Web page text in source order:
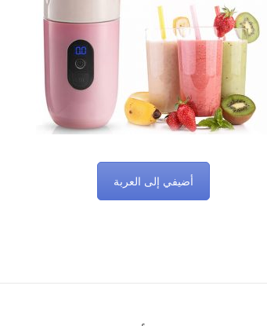
أضيفي إلى العربة